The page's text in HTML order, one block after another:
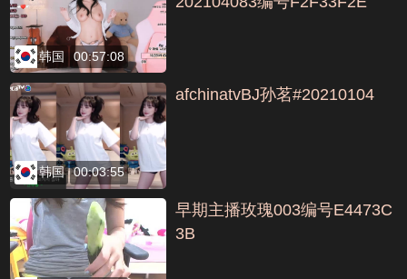
韩国 00:57:08
韩国 00:03:55
afchinatvBJ孙茗#20210104
早期主播玫瑰003编号E4473C
3B